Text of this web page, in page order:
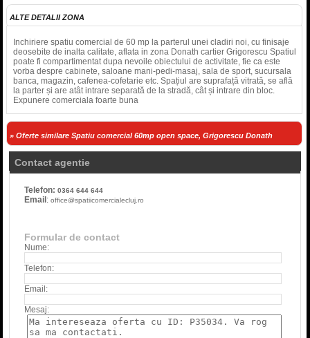
ALTE DETALII ZONA
Inchiriere spatiu comercial de 60 mp la parterul unei cladiri noi, cu finisaje
deosebite de inalta calitate, aflata in zona Donath cartier Grigorescu Spatiul
poate fi compartimentat dupa nevoile obiectului de activitate, fie ca este
vorba despre cabinete, saloane mani-pedi-masaj, sala de sport, sucursala
banca, magazin, cafenea-cofetarie etc. Spațiul are suprafață vitrată, se află
la parter și are atât intrare separată de la stradă, cât și intrare din bloc.
Expunere comerciala foarte buna
» Oferte similare Spatiu comercial 60mp open space, Grigorescu Donath
Contact agentie
Telefon:0364 644 644
Email :office@spatiicomercialecluj.ro
Formular de contact
Nume:
Telefon:
Email:
Mesaj: